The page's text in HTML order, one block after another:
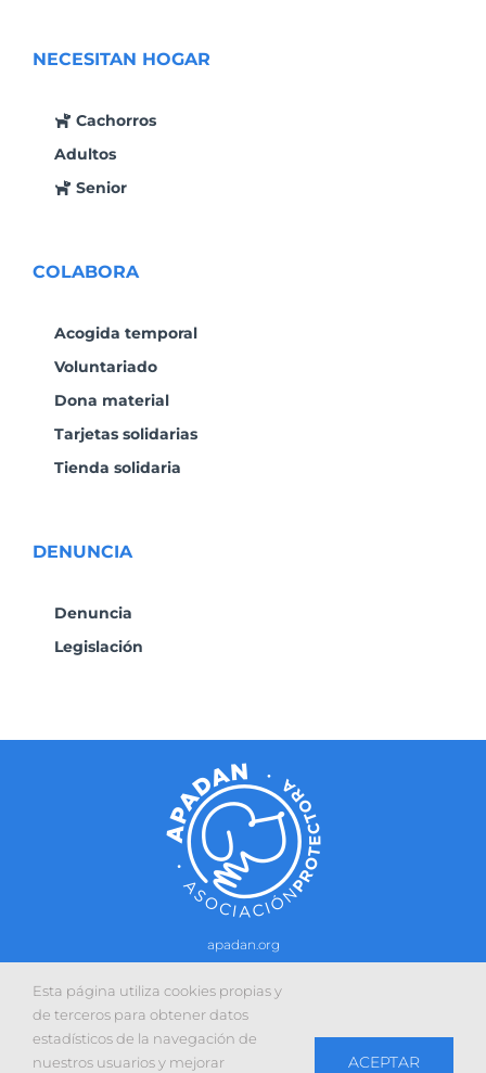
NECESITAN HOGAR
Cachorros
Adultos
Senior
COLABORA
Acogida temporal
Voluntariado
Dona material
Tarjetas solidarias
Tienda solidaria
DENUNCIA
Denuncia
Legislación
apadan.org
Contacto–Política de cookies-Política de privacidad
Sitio web desarrollado con la colaboración de:
Esta página utiliza cookies propias y
de terceros para obtener datos
estadísticos de la navegación de
nuestros usuarios y mejorar
ACEPTAR